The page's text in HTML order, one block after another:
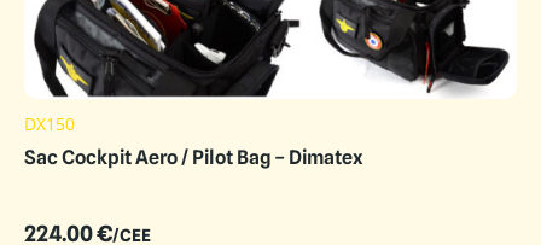
DX150
Sac Cockpit Aero / Pilot Bag – Dimatex
224.00€/CEE